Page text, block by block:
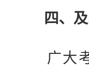
四、
广大考